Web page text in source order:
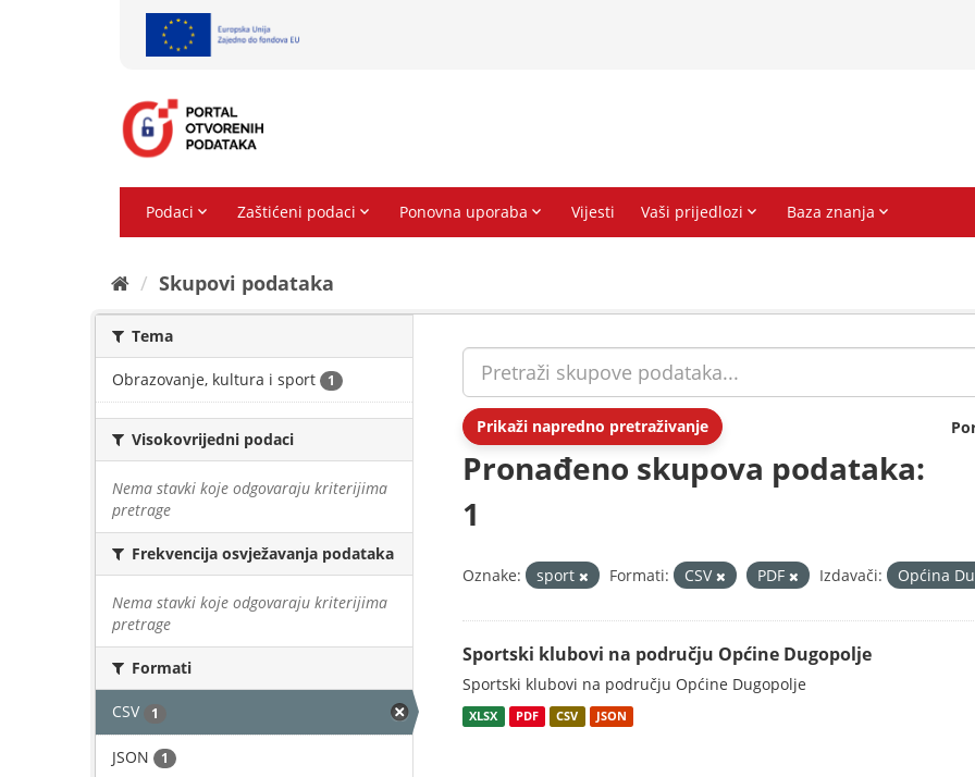
Skupovi podаtаkа
Tema
Obrazovanje, kultura i sport 1
Visokovrijedni podaci
Nema stavki koje odgovaraju kriterijima
pretrage
Frekvencija osvježavanja podataka
Nema stavki koje odgovaraju kriterijima
pretrage
Formati
CSV 1
JSON 1
Prikaži napredno pretraživanje
Pronađeno skupova podataka:
1
Oznake: sport Formati: CSV PDF Izdavači: Općina
Sportski klubovi na području Općine Dugopolje
Sportski klubovi na području Općine Dugopolje
XLSX PDF CSV JSON